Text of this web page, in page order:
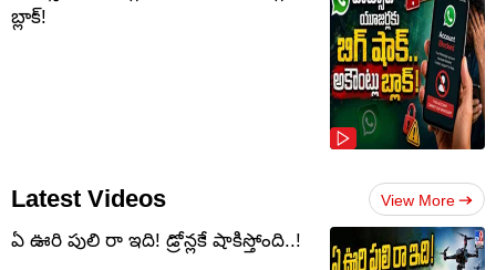
బ్లాక్!
Latest Videos View More
ఏ ఊరి పులి రా ఇది! డ్రోన్లకే షాకిస్తోంది..!